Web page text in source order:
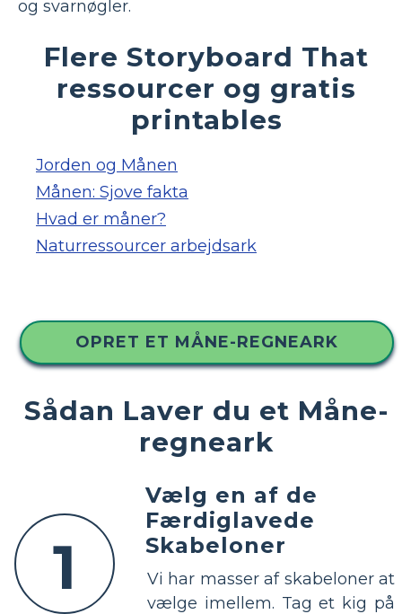
og svarnøgler.
Flere Storyboard That
ressourcer og gratis
printables
Jorden og Månen
Månen: Sjove fakta
Hvad er måner?
Naturressourcer arbejdsark
OPRET ET MÅNE-REGNEARK
Sådan Laver du et Måne-
regneark
1
Vælg en af ​​de
Færdiglavede
Skabeloner
Vi har masser af skabeloner at
vælge imellem. Tag et kig på